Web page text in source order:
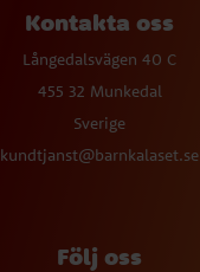
Kontakta oss
Långedalsvägen 40 C
455 32 Munkedal
Sverige
kundtjanst@barnkalaset.se
Följ oss